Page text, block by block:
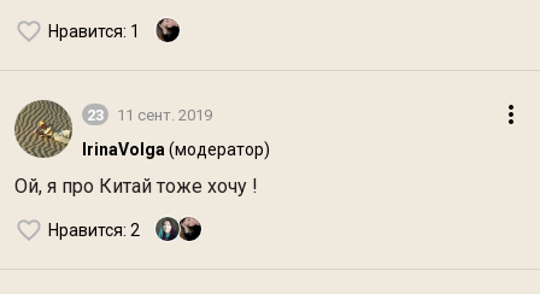
Нравится: 1
23 11 сент. 2019
IrinaVolga (модератор)
Ой, я про Китай тоже хочу !
Нравится: 2